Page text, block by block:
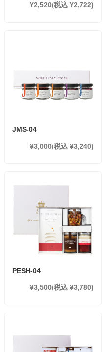
¥2,520(税込 ¥2,722)
JMS-04
¥3,000(税込 ¥3,240)
PESH-04
¥3,500(税込 ¥3,780)